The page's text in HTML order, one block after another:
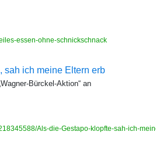
essen-ohne-schnickschnack
sah ich meine Eltern erb
Bürckel-Aktion“ an
Als-die-Gestapo-klopfte-sah-ich-